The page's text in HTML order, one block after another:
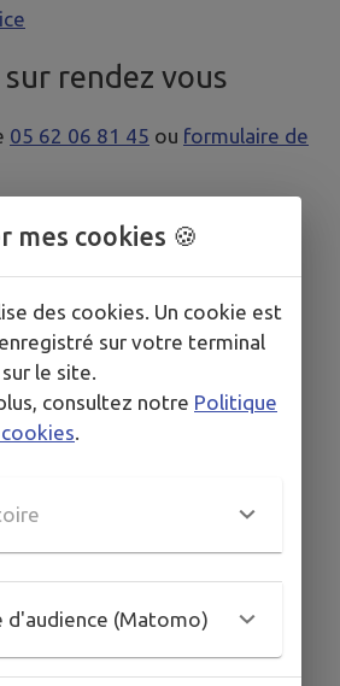
rendez vous
05 62 06 81 45 ou formulaire de
mes cookies 🍪
des cookies. Un cookie est
sur votre terminal
le site.
consultez notre Politique
d'audience (Matomo)